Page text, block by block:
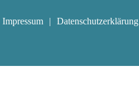
Impressum Datenschutzerklärung